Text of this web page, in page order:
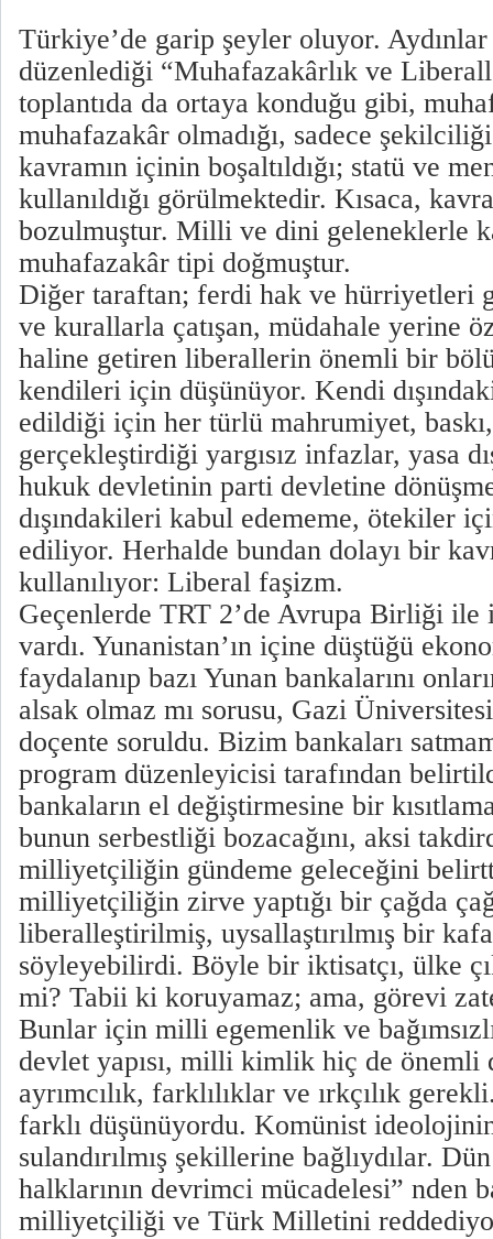
Türkiye’de garip şeyler oluyor. Aydınlar
düzenlediği “Muhafazakârlık ve
toplantıda da ortaya konduğu gibi,
muhafazakâr olmadığı, sadece
kavramın içinin boşaltıldığı; statü ve
kullanıldığı görülmektedir. Kısaca,
bozulmuştur. Milli ve dini geleneklerle
muhafazakâr tipi doğmuştur.
Diğer taraftan; ferdi hak ve hürriyetleri
ve kurallarla çatışan, müdahale yerine
haline getiren liberallerin önemli bir
kendileri için düşünüyor. Kendi
edildiği için her türlü mahrumiyet, baskı,
gerçekleştirdiği yargısız infazlar, yasa
hukuk devletinin parti devletine
dışındakileri kabul edememe, ötekiler
ediliyor. Herhalde bundan dolayı bir
kullanılıyor: Liberal faşizm.
Geçenlerde TRT 2’de Avrupa Birliği
vardı. Yunanistan’ın içine düştüğü
faydalanıp bazı Yunan bankalarını
alsak olmaz mı sorusu, Gazi
doçente soruldu. Bizim bankaları
program düzenleyicisi tarafından
bankaların el değiştirmesine bir
bunun serbestliği bozacağını, aksi
milliyetçiliğin gündeme geleceğini
milliyetçiliğin zirve yaptığı bir çağda
liberalleştirilmiş, uysallaştırılmış bir
söyleyebilirdi. Böyle bir iktisatçı, ülke
mi? Tabii ki koruyamaz; ama, görevi
Bunlar için milli egemenlik ve
devlet yapısı, milli kimlik hiç de
ayrımcılık, farklılıklar ve ırkçılık
farklı düşünüyordu. Komünist
sulandırılmış şekillerine bağlıydılar.
halklarının devrimci mücadelesi” nden
milliyetçiliği ve Türk Milletini